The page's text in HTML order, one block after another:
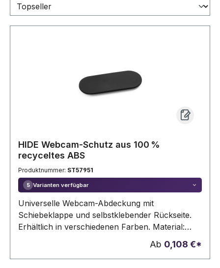
HIDE Webcam-Schutz aus 100 %
recyceltes ABS
Produktnummer: ST57951
5 Varianten verfügbar
Universelle Webcam-Abdeckung mit
Schiebeklappe und selbstklebender Rückseite.
Erhältlich in verschiedenen Farben. Material:
100 % recyceltes ABSKompatibilität: Notebook,
Smartphone, Tablet 43 x 13 mm | Geschlossen:
32 x 13 mm
Ab 0,108 €*